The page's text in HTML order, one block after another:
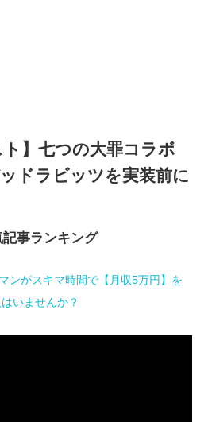
ト】七つの大罪コラボ
ドラビッツを実装前に
記事ランキング
ンがスキマ時間で【月収5万円】を
いませんか？